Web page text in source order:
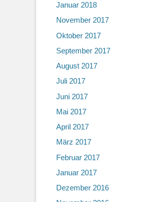
Januar 2018
November 2017
Oktober 2017
September 2017
August 2017
Juli 2017
Juni 2017
Mai 2017
April 2017
März 2017
Februar 2017
Januar 2017
Dezember 2016